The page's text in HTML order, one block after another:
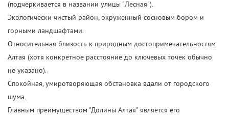
(подчеркивается в названии улицы "Лесная").
Экологически чистый район, окруженный сосновым бором и
горными ландшафтами.
Относительная близость к природным достопримечательностям
Алтая (хотя конкретное расстояние до ключевых точек обычно
не указано).
Спокойная, умиротворяющая обстановка вдали от городского
шума.
Главным преимуществом "Долины Алтая" является его